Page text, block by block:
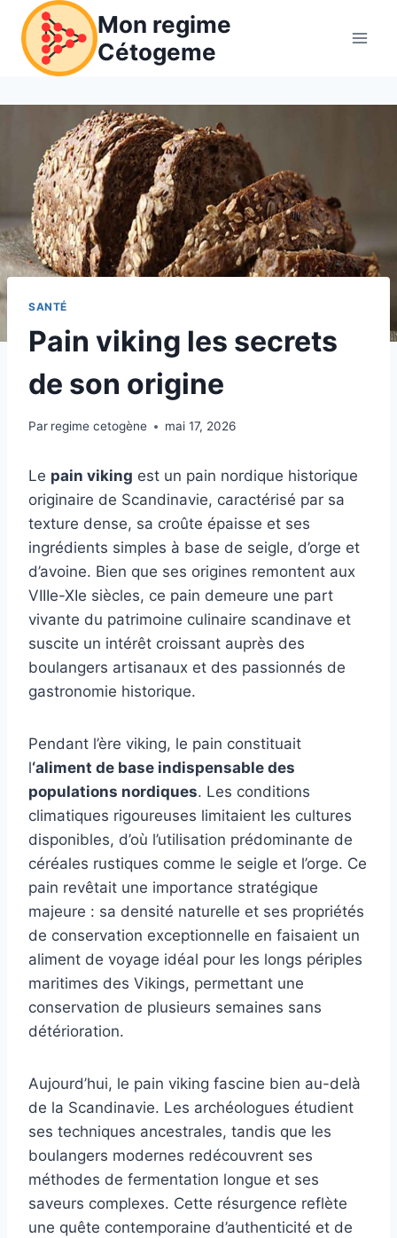
Aller
contenu
Mon regime
Cétogeme
SANTÉ
Pain viking les secrets
de son origine
Par regime cetogène mai 17, 2026
Le pain viking est un pain nordique historique
originaire de Scandinavie, caractérisé par sa
texture dense, sa croûte épaisse et ses
ingrédients simples à base de seigle, d’orge et
d’avoine. Bien que ses origines remontent aux
VIIIe-XIe siècles, ce pain demeure une part
vivante du patrimoine culinaire scandinave et
suscite un intérêt croissant auprès des
boulangers artisanaux et des passionnés de
gastronomie historique.
Pendant l’ère viking, le pain constituait
l‘aliment de base indispensable des
populations nordiques. Les conditions
climatiques rigoureuses limitaient les cultures
disponibles, d’où l’utilisation prédominante de
céréales rustiques comme le seigle et l’orge. Ce
pain revêtait une importance stratégique
majeure : sa densité naturelle et ses propriétés
de conservation exceptionnelle en faisaient un
aliment de voyage idéal pour les longs périples
maritimes des Vikings, permettant une
conservation de plusieurs semaines sans
détérioration.
Aujourd’hui, le pain viking fascine bien au-delà
de la Scandinavie. Les archéologues étudient
ses techniques ancestrales, tandis que les
boulangers modernes redécouvrent ses
méthodes de fermentation longue et ses
saveurs complexes. Cette résurgence reflète
une quête contemporaine d’authenticité et de